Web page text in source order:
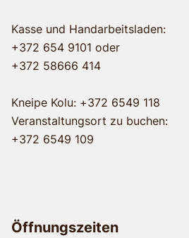
Kasse und Handarbeitsladen:
+372 654 9101 oder
+372 58666 414
Kneipe Kolu: +372 6549 118
Veranstaltungsort zu buchen:
+372 6549 109
Öffnungszeiten